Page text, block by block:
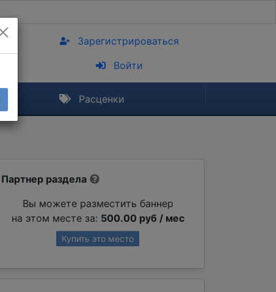
Зарегистрироваться
Войти
Расценки
Партнер раздела
Вы можете разместить баннер
на этом месте за: 500.00 руб / мес
Купить это место